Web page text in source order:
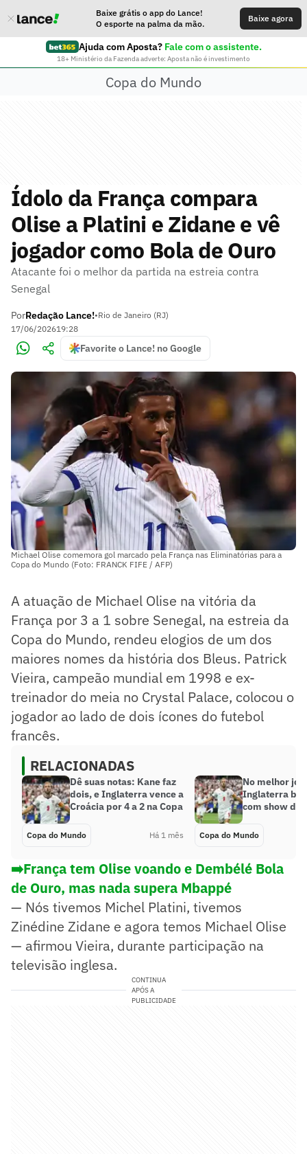
Baixe grátis o app do Lance!
O esporte na palma da mão.
Baixe agora
Ajuda com Aposta? Fale com o assistente.
18+ Ministério da Fazenda adverte: Aposta não é investimento
Copa do Mundo
Ídolo da França compara
Olise a Platini e Zidane e vê
jogador como Bola de Ouro
Atacante foi o melhor da partida na estreia contra
Senegal
PorRedação Lance!•Rio de Janeiro (RJ)
17/06/202619:28
Favorite o Lance! no Google
Michael Olise comemora gol marcado pela França nas Eliminatórias para a
Copa do Mundo (Foto: FRANCK FIFE / AFP)
A atuação de Michael Olise na vitória da
França por 3 a 1 sobre Senegal, na estreia da
Copa do Mundo, rendeu elogios de um dos
maiores nomes da história dos Bleus. Patrick
Vieira, campeão mundial em 1998 e ex-
treinador do meia no Crystal Palace, colocou o
jogador ao lado de dois ícones do futebol
francês.
RELACIONADAS
Dê suas notas: Kane faz
dois, e Inglaterra vence a
Croácia por 4 a 2 na Copa
Copa do Mundo Há 1 mês
No melhor
Inglaterra
com show de
Copa do Mundo
➡️França tem Olise voando e Dembélé Bola
de Ouro, mas nada supera Mbappé
— Nós tivemos Michel Platini, tivemos
Zinédine Zidane e agora temos Michael Olise
— afirmou Vieira, durante participação na
televisão inglesa.
CONTINUA
APÓS A
PUBLICIDADE